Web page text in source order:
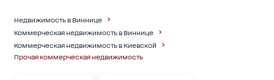
Недвижимость в Виннице
Коммерческая недвижимость в Виннице
Коммерческая недвижимость в Киевской
Прочая коммерческая недвижимость